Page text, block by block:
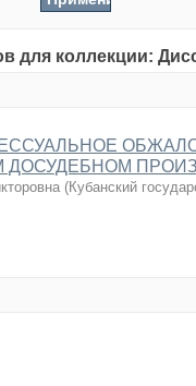
для коллекции:
ДОСУДЕБНОМ
(Кубанский